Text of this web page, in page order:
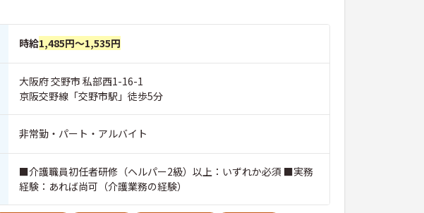
時給1,485円～1,535円
大阪府 交野市 私部西1-16-1
京阪交野線「交野市駅」徒歩5分
非常勤・パート・アルバイト
■介護職員初任者研修（ヘルパー2級）以上：いずれか必須 ■実務
経験：あれば尚可（介護業務の経験）